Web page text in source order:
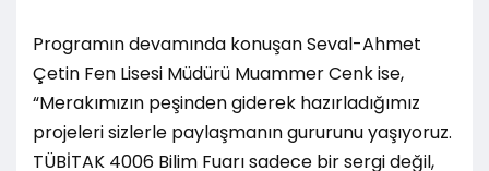
Programın devamında konuşan Seval-Ahmet
Çetin Fen Lisesi Müdürü Muammer Cenk ise,
“Merakımızın peşinden giderek hazırladığımız
projeleri sizlerle paylaşmanın gururunu yaşıyoruz.
TÜBİTAK 4006 Bilim Fuarı sadece bir sergi değil,